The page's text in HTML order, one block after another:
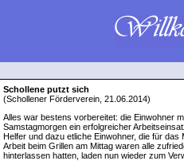
Schollene putzt sich
(Schollener Förderverein, 21.06.2014)
Alles war bestens vorbereitet: die Einwohner
Samstagmorgen ein erfolgreicher
Helfer und dazu etliche Einwohner, die für
Arbeit beim Grillen am Mittag waren alle
hinterlassen hatten, laden nun wieder zum